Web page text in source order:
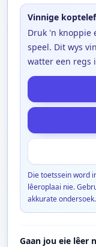
Vinnige
Druk 'n knoppie
speel. Dit wys
watter een regs
Die toetssein word
lêeroplaai nie.
akkurate ondersoek.
Gaan jou eie lêer